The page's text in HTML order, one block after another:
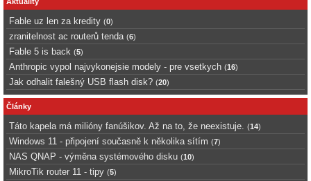
Fable uz len za kredity (0)
zranitelnost ac routerů tenda (6)
Fable 5 is back (5)
Anthropic vypol najvykonejsie modely - pre vsetkych (16)
Jak odhalit falešný USB flash disk? (20)
Články
Táto kapela má milióny fanúšikov. Až na to, že neexistuje. (14)
Windows 11 - připojení současně k několika sítím (7)
NAS QNAP - výměna systémového disku (10)
MikroTik router 11 - tipy (5)